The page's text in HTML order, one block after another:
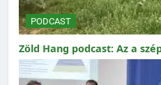
PODCAST
Zöld Hang podcast: Az a